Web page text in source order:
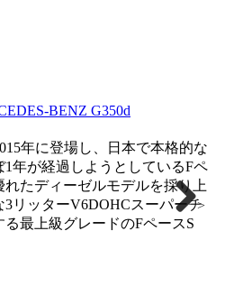
BENZ G350d
て2015年に登場し、日本で本格
ほぼ1年が経過しようとしている
も優れたディーゼルモデルを採
ルな3リッターV6DOHCスーパ
載する最上級グレードのFペース
>